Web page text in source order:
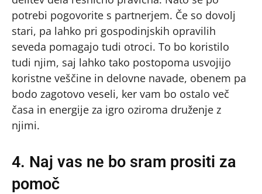
potrebi pogovorite s partnerjem. Če so dovolj
stari, pa lahko pri gospodinjskih opravilih
seveda pomagajo tudi otroci. To bo koristilo
tudi njim, saj lahko tako postopoma usvojijo
koristne veščine in delovne navade, obenem pa
bodo zagotovo veseli, ker vam bo ostalo več
časa in energije za igro oziroma druženje z
njimi.
4. Naj vas ne bo sram prositi za
pomoč